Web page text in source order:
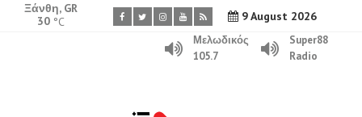
9 August 2026
Ξάνθη, GR
30 °C
Μελωδικός
105.7
Super88
Radio